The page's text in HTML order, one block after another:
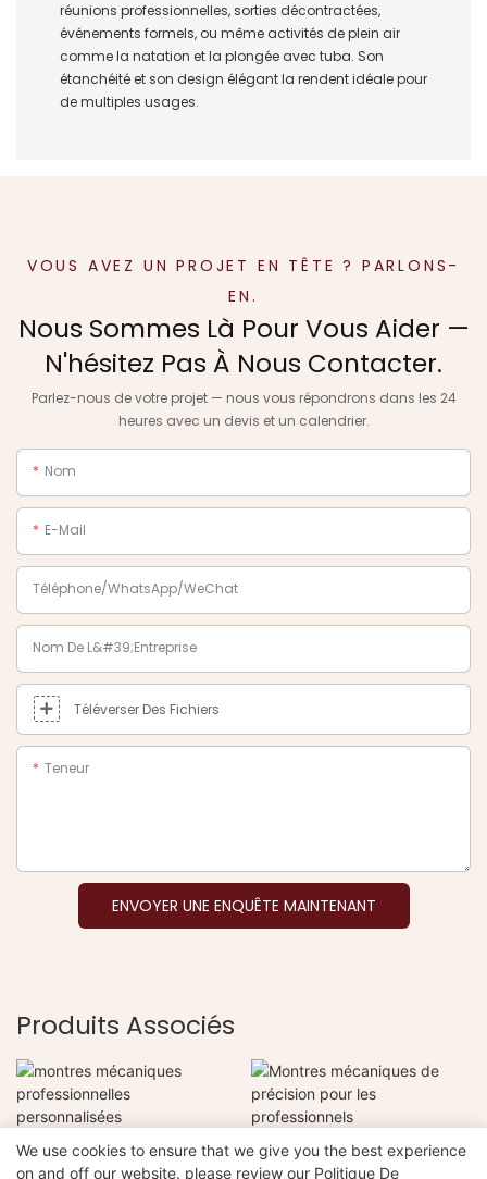
réunions professionnelles, sorties décontractées,
événements formels, ou même activités de plein air
comme la natation et la plongée avec tuba. Son
étanchéité et son design élégant la rendent idéale pour
de multiples usages.
VOUS AVEZ UN PROJET EN TÊTE ? PARLONS-
EN.
Nous Sommes Là Pour Vous Aider —
N'hésitez Pas À Nous Contacter.
Parlez-nous de votre projet — nous vous répondrons dans les 24
heures avec un devis et un calendrier.
Nom
E-Mail
Téléphone/WhatsApp/WeChat
Nom De L&#39;entreprise
Téléverser Des Fichiers
Teneur
ENVOYER UNE ENQUÊTE MAINTENANT
Produits Associés
montres mécaniques
professionnelles
Montres mécaniques de
précision pour les
We use cookies to ensure that we give you the best experience
on and off our website. please review our Politique De